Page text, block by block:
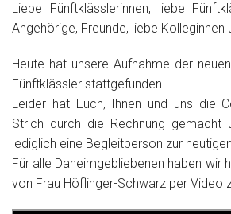
Liebe Fünftklässlerinnen, liebe
Angehörige, Freunde, liebe Kolleginnen
Heute hat unsere Aufnahme der
Fünftklässler stattgefunden.
Leider hat Euch, Ihnen und uns die
Strich durch die Rechnung gemacht
lediglich eine Begleitperson zur
Für alle Daheimgebliebenen haben wir
von Frau Höflinger-Schwarz per Video